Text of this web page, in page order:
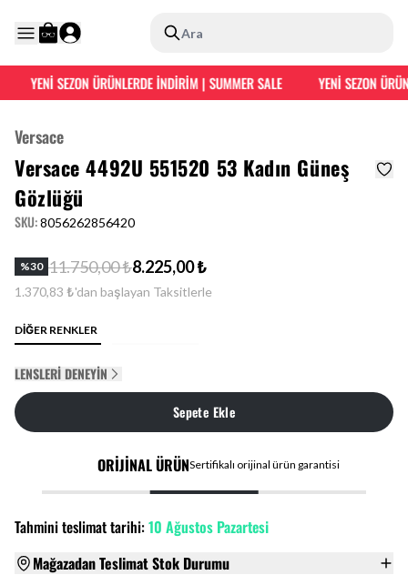
Ara
YENİ SEZON ÜRÜNLERDE İNDİRİM | SUMMER SALE YENİ SEZON
Versace
Versace 4492U 551520 53 Kadın Güneş
Gözlüğü
SKU:8056262856420
%30 11.750,00 ₺8.225,00 ₺
1.370,83 ₺'dan başlayan Taksitlerle
DİĞER RENKLER
LENSLERI DENEYIN
Sepete Ekle
ORİJİNAL ÜRÜNSertifikalı orijinal ürün garantisi
Tahmini teslimat tarihi:10 Ağustos Pazartesi
Mağazadan Teslimat Stok Durumu